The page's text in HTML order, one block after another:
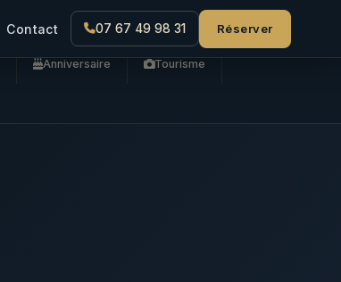
Contact 07 67 49 98 31 Réserver
Anniversaire Tourisme